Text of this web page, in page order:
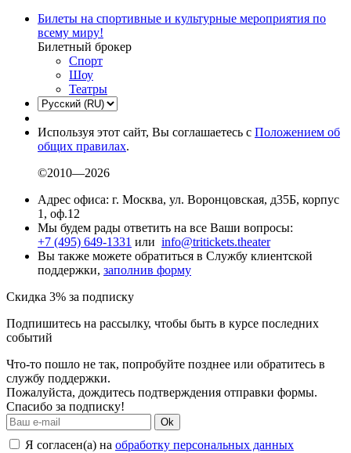
Билеты на спортивные и культурные мероприятия по
всему миру!
Билетный брокер
Спорт
Шоу
Театры
Используя этот сайт, Вы соглашаетесь с Положением об
общих правилах.
©2010—2026
Адрес офиса: г. Москва, ул. Воронцовская, д35Б, корпус
1, оф.12
Мы будем рады ответить на все Ваши вопросы:
+7 (495) 649-1331 или info@tritickets.theater
Вы также можете обратиться в Службу клиентской
поддержки, заполнив форму
Скидка 3% за подписку
Подпишитесь на рассылку, чтобы быть в курсе последних
событий
Что-то пошло не так, попробуйте позднее или обратитесь в
службу поддержки.
Пожалуйста, дождитесь подтверждения отправки формы.
Спасибо за подписку!
Ok
Я согласен(а) на обработку персональных данных